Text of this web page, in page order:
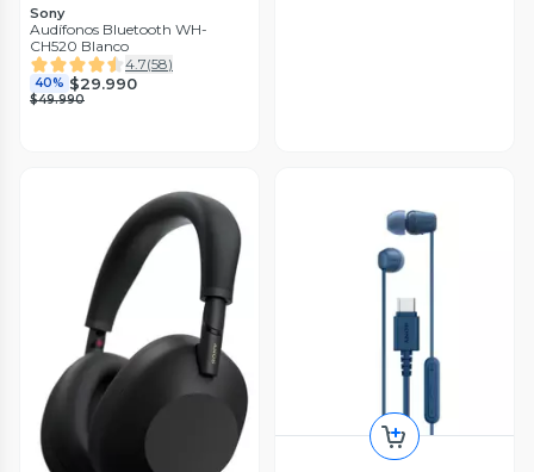
Sony
Audífonos Bluetooth WH-
CH520 Blanco
4.7(58)
40% $29.990
$49.990